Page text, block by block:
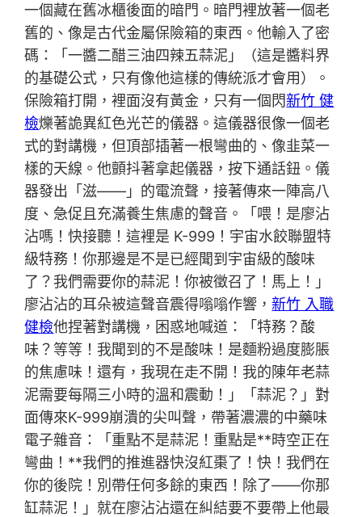
一個藏在舊冰櫃後面的暗門。暗門裡放著一個老
舊的、像是古代金屬保險箱的東西。他輸入了密
碼：「一醬二醋三油四辣五蒜泥」（這是醬料界
的基礎公式，只有像他這樣的傳統派才會用）。
保險箱打開，裡面沒有黃金，只有一個閃新竹 健
檢爍著詭異紅色光芒的儀器。這儀器很像一個老
式的對講機，但頂部插著一根彎曲的、像韭菜一
樣的天線。他顫抖著拿起儀器，按下通話鈕。儀
器發出「滋——」的電流聲，接著傳來一陣高八
度、急促且充滿養生焦慮的聲音。「喂！是廖沾
沾嗎！快接聽！這裡是 K-999！宇宙水餃聯盟特
級特務！你那邊是不是已經聞到宇宙級的酸味
了？我們需要你的蒜泥！你被徵召了！馬上！」
廖沾沾的耳朵被這聲音震得嗡嗡作響，新竹 入職
健檢他捏著對講機，困惑地喊道：「特務？酸
味？等等！我聞到的不是酸味！是麵粉過度膨脹
的焦慮味！還有，我現在走不開！我的陳年老蒜
泥需要每隔三小時的溫和震動！」「蒜泥？」對
面傳來K-999崩潰的尖叫聲，帶著濃濃的中藥味
電子雜音：「重點不是蒜泥！重點是**時空正在
彎曲！**我們的推進器快沒紅棗了！快！我們在
你的後院！別帶任何多餘的東西！除了——你那
缸蒜泥！」就在廖沾沾還在糾結要不要帶上他最